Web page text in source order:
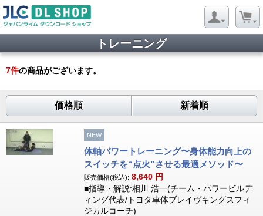
トレーニング
7件の商品がございます。
価格順 新着順
NEW
体軸パワートレーニング〜身体能力向上の
スイッチを“点火”させる最適メソッド〜
販売価格(税込): 8,640 円
■指導・解説:相川 浩一(チーム・パワービルデ
ィング代表/トヨタ車体ブレイヴキングスフィ
ジカルコーチ)